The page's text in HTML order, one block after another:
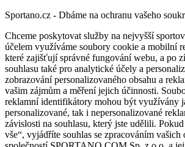
Sportano.cz - Dbáme na ochranu vašeho
Chceme poskytovat služby na nejvyšší
účelem využíváme soubory cookie a mobilní
které zajišťují správné fungování webu, a po
souhlasu také pro analytické účely a
zobrazování personalizovaného obsahu a
vašim zájmům a měření jejich účinnosti.
reklamní identifikátory mohou být využívány
personalizované, tak i nepersonalizované
závislosti na souhlasu, který jste udělili.
vše“, vyjádříte souhlas se zpracováním vašich